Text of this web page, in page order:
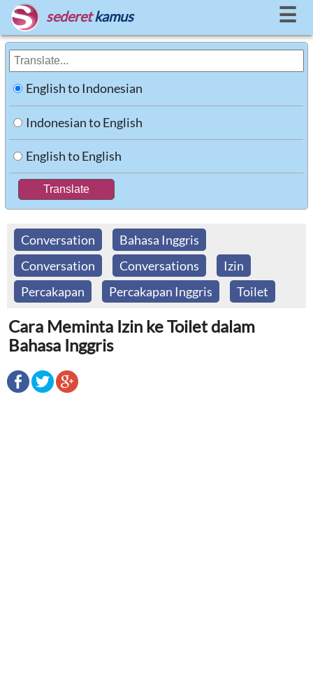
sederet kamus ☰
English to Indonesian
Indonesian to English
English to English
Conversation
Bahasa Inggris
Conversation
Conversations
Izin
Percakapan
Percakapan Inggris Toilet
Cara Meminta Izin ke Toilet dalam
Bahasa Inggris